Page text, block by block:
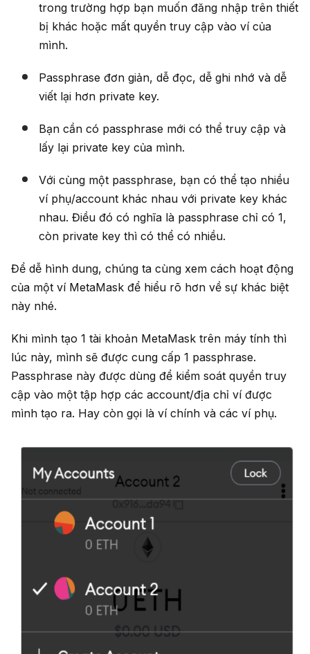
trong trường hợp bạn muốn đăng nhập trên thiết
bị khác hoặc mất quyền truy cập vào ví của
mình.
Passphrase đơn giản, dễ đọc, dễ ghi nhớ và dễ
viết lại hơn private key.
Bạn cần có passphrase mới có thể truy cập và
lấy lại private key của mình.
Với cùng một passphrase, bạn có thể tạo nhiều
ví phụ/account khác nhau với private key khác
nhau. Điều đó có nghĩa là passphrase chỉ có 1,
còn private key thì có thể có nhiều.
Để dễ hình dung, chúng ta cùng xem cách hoạt động
của một ví MetaMask để hiểu rõ hơn về sự khác biệt
này nhé.
Khi mình tạo 1 tài khoản MetaMask trên máy tính thì
lúc này, mình sẽ được cung cấp 1 passphrase.
Passphrase này được dùng để kiểm soát quyền truy
cập vào một tập hợp các account/địa chỉ ví được
mình tạo ra. Hay còn gọi là ví chính và các ví phụ.